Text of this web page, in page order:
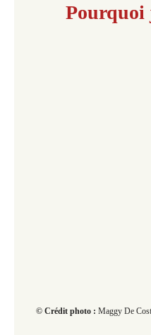
Pourquoi
© Crédit photo : Maggy De